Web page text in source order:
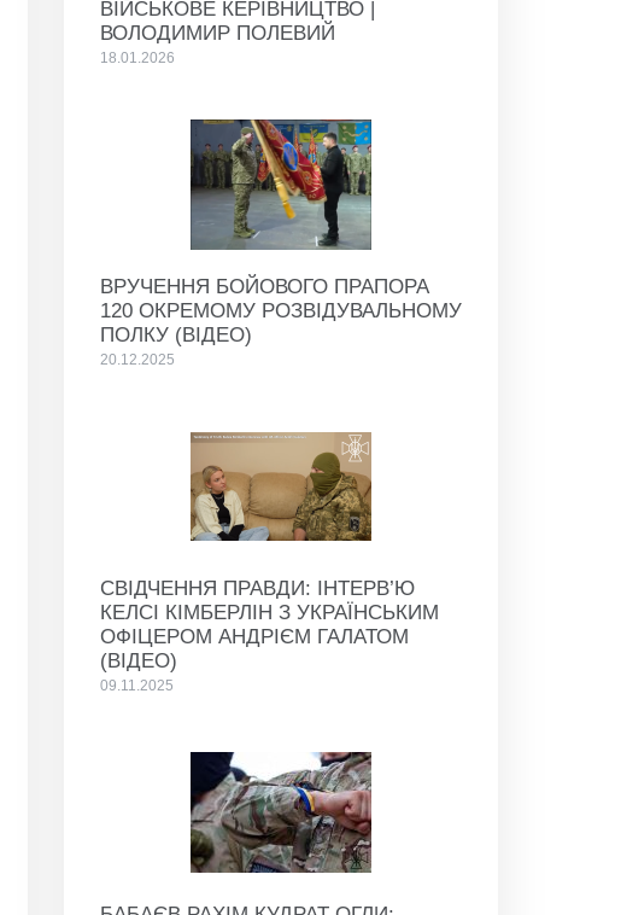
ВІЙСЬКОВЕ КЕРІВНИЦТВО |
ВОЛОДИМИР ПОЛЕВИЙ
18.01.2026
ВРУЧЕННЯ БОЙОВОГО ПРАПОРА
120 ОКРЕМОМУ РОЗВІДУВАЛЬНОМУ
ПОЛКУ (ВІДЕО)
20.12.2025
СВІДЧЕННЯ ПРАВДИ: ІНТЕРВ’Ю
КЕЛСІ КІМБЕРЛІН З УКРАЇНСЬКИМ
ОФІЦЕРОМ АНДРІЄМ ГАЛАТОМ
(ВІДЕО)
09.11.2025